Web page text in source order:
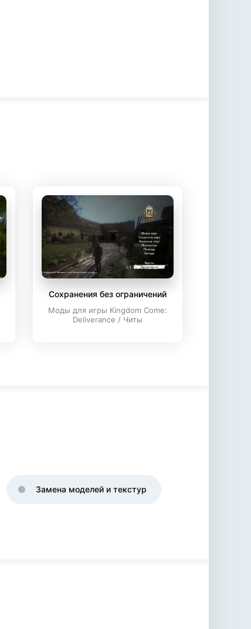
Сохранения без ограничений
Моды для игры Kingdom Come:
Deliverance / Читы
Замена моделей и текстур